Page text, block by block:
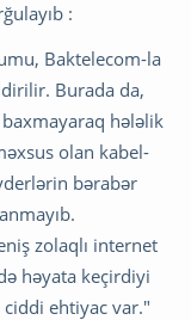
:
Baktelecom-la
Burada da,
hələlik
olan kabel-
bərabər
zolaqlı internet
həyata keçirdiyi
ehtiyac var."